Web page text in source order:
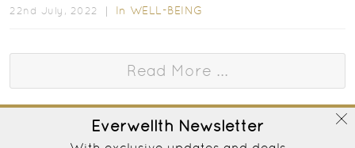
22nd July, 2022 ｜ In WELL-BEING
Read More ...
Everwellth Newsletter